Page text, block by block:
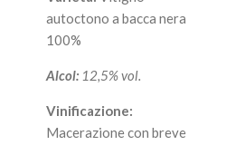
autoctono a bacca nera
100%
Alcol: 12,5% vol.
Vinificazione:
Macerazione con breve